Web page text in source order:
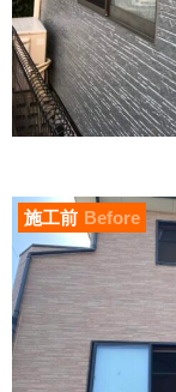
施工前 Before